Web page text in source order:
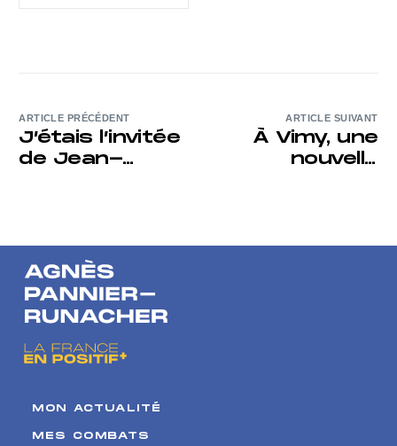
ARTICLE PRÉCÉDENT
J’étais l’invitée
de Jean-
ARTICLE SUIVANT
À Vimy, une
nouvelle
enfants et du
MON ACTUALITÉ
MES COMBATS